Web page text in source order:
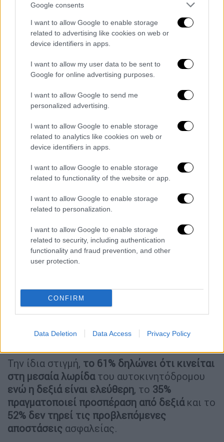
Google consents
I want to allow Google to enable storage
related to advertising like cookies on web or
device identifiers in apps.
I want to allow my user data to be sent to
Google for online advertising purposes.
I want to allow Google to send me
personalized advertising.
I want to allow Google to enable storage
related to analytics like cookies on web or
device identifiers in apps.
I want to allow Google to enable storage
related to functionality of the website or app.
I want to allow Google to enable storage
related to personalization.
I want to allow Google to enable storage
related to security, including authentication
functionality and fraud prevention, and other
user protection.
CONFIRM
Data Deletion Data Access Privacy Policy
Σε ό,τι αφορά την
ταχύτητας, οι Έλληνες οδηγοί φαίνεται να
εμφανίζονται ελαφρώς πιο συγκρατημένοι
από τον ευρωπαϊκό μέσο όρο, χωρίς αυτό να
σημαίνει ότι το πρόβλημα έχει εξαλειφθεί.
Βάσει των στοιχείων,το 76% παραδέχεται
ότι οδηγεί μερικά χιλιόμετρα πάνω από το
, όταν ο αντίστοιχος ευρωπαικός μέσος
Την ίδια στιγμή, το 61% δηλώνει ότι κινείται
στη μεσαία λωρίδατου αυτοκινητόδρομου
ενώ η δεξιά είναι ελεύθερη, το 35%
πραγματοποιεί προσπέραση από δεξιάκαι το
52% δεν τηρεί τις προβλεπόμενες
αποστάσεις ασφαλείας.